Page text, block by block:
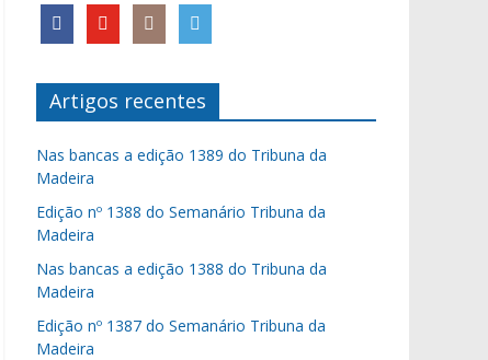
Artigos recentes
Nas bancas a edição 1389 do Tribuna da
Madeira
Edição nº 1388 do Semanário Tribuna da
Madeira
Nas bancas a edição 1388 do Tribuna da
Madeira
Edição nº 1387 do Semanário Tribuna da
Madeira